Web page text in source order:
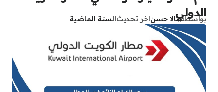
الدولي
بواسطةهالا حسنآخر تحديثالسنة الماضية